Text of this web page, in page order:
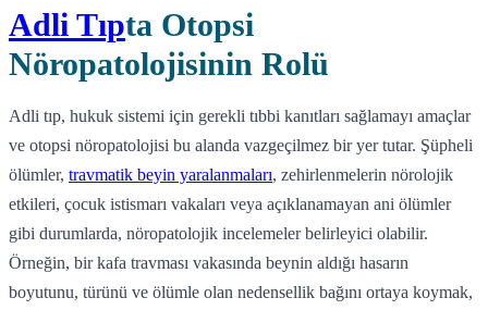
Adli Tıpta Otopsi
Nöropatolojisinin Rolü
Adli tıp, hukuk sistemi için gerekli tıbbi kanıtları sağlamayı amaçlar
ve otopsi nöropatolojisi bu alanda vazgeçilmez bir yer tutar. Şüpheli
ölümler, travmatik beyin yaralanmaları, zehirlenmelerin nörolojik
etkileri, çocuk istismarı vakaları veya açıklanamayan ani ölümler
gibi durumlarda, nöropatolojik incelemeler belirleyici olabilir.
Örneğin, bir kafa travması vakasında beynin aldığı hasarın
boyutunu, türünü ve ölümle olan nedensellik bağını ortaya koymak,